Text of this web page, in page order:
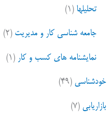
تحلیلها (۱)
جامعه شناسی کار و مدیریت (۲)
نمایشنامه های کسب و کار (۱)
خودشناسی (۴۹)
بازاریابی (۷)